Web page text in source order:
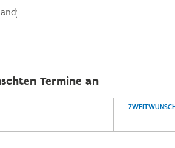
Termine an